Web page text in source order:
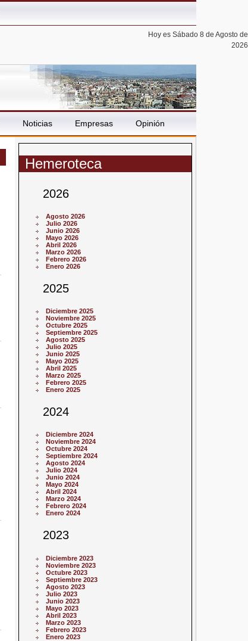
Hoy es Sábado 8 de Agosto de
2026
Noticias Empresas Opinión
Hemeroteca
2026
Agosto 2026
Julio 2026
Junio 2026
Mayo 2026
Abril 2026
Marzo 2026
Febrero 2026
Enero 2026
2025
Diciembre 2025
Noviembre 2025
Octubre 2025
Septiembre 2025
Agosto 2025
Julio 2025
Junio 2025
Mayo 2025
Abril 2025
Marzo 2025
Febrero 2025
Enero 2025
2024
Diciembre 2024
Noviembre 2024
Octubre 2024
Septiembre 2024
Agosto 2024
Julio 2024
Junio 2024
Mayo 2024
Abril 2024
Marzo 2024
Febrero 2024
Enero 2024
2023
Diciembre 2023
Noviembre 2023
Octubre 2023
Septiembre 2023
Agosto 2023
Julio 2023
Junio 2023
Mayo 2023
Abril 2023
Marzo 2023
Febrero 2023
Enero 2023